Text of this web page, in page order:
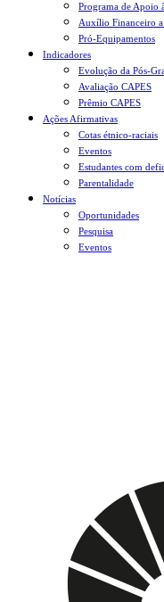
Programa de Apoio
Auxílio Financeiro a
Pró-Equipamentos
Indicadores
Evolução da Pós-
Avaliação CAPES
Prêmio CAPES
Ações Afirmativas
Cotas étnico-raciais
Eventos
Estudantes com
Parentalidade
Notícias
Oportunidades
Pesquisa
Eventos